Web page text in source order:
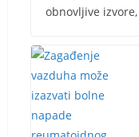
obnovljive